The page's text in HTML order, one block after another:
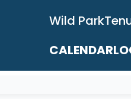
Wild Park
CALENDAR